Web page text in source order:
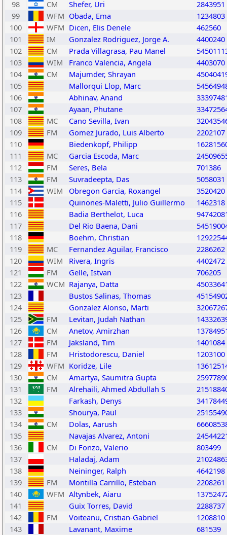
98 CM Shefer, Uri
2843951
99
WFM Obada, Ema
1234803
100
WFM Dicen, Elis Denele
462560
101
IM Gonzalez Rodriguez, Jorge A.
4400240
102
CM Prada Villagrasa, Pau Manel
103
WIM Franco Valencia, Angela
4403070
104
CM Majumder, Shrayan
105
Mallorqui Llop, Marc
106
Abhinav, Anand
107
Ayaan, Phutane
108
MC Cano Sevilla, Ivan
109
FM Gomez Jurado, Luis Alberto
2202107
110
Biedenkopf, Philipp
111
MC Garcia Escoda, Marc
112
FM Seres, Bela
701386
113
FM Suvradeepta, Das
5058031
114
WIM Obregon Garcia, Roxangel
3520420
115
Quinones-Maletti, Julio Guillermo
1462318
116
Badia Berthelot, Luca
117
Del Rio Baena, Dani
118
Boehm, Christian
119
MC Fernandez Aguilar, Francisco
2286262
120
WIM Rivera, Ingris
4402472
121
FM Gelle, Istvan
706205
122
WCM Rajanya, Datta
123
Bustos Salinas, Thomas
124
Gonzalez Alonso, Marti
125
FM Levitan, Judah Nathan
126
CM Anetov, Amirzhan
127
FM Jaksland, Tim
1401084
128
FM Hristodorescu, Daniel
1203100
129
WFM Koridze, Lile
130
CM Amartya, Saumitra Gupta
131
FM Alrehaili, Ahmed Abdullah S
132
Farkash, Denys
133
Shourya, Paul
134
CM Dolas, Aarush
135
Navajas Alvarez, Antoni
136
CM Di Fonzo, Valerio
803499
137
Haladaj, Adam
138
Neininger, Ralph
4642198
139
FM Montilla Carrillo, Esteban
2208261
140
WFM Altynbek, Aiaru
141
Guix Torres, David
2288737
142
FM Voiteanu, Cristian-Gabriel
1208810
143
Lavanant, Maxime
681539